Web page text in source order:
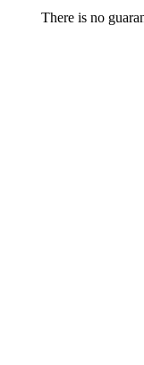
There is no